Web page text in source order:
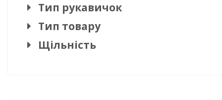
Тип рукавичок
Тип товару
Щільність